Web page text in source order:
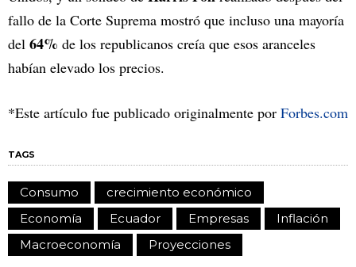
fallo de la Corte Suprema mostró que incluso una mayoría
del 64% de los republicanos creía que esos aranceles
habían elevado los precios.
*Este artículo fue publicado originalmente por Forbes.com
TAGS
Consumo
crecimiento económico
Economía
Ecuador Empresas
Inflación
Macroeconomía
Proyecciones